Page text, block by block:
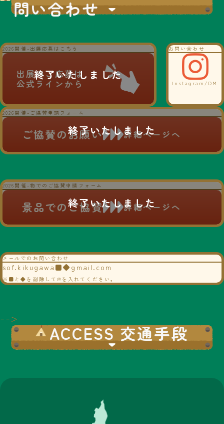
問い合わせ
2026開催-出展応募はこちら
出展のご応募は
公式ラインから
お問い合わせ
Instagram/DM
2026開催-ご協賛申請フォーム
ご協賛のお願い 詳細ページへ
2026開催-物でのご協賛申請フォーム
景品でのご協賛 詳細ページへ
メールでのお問い合わせ
sof.kikugawa■◆gmail.com
※■と◆を削除して@を入れてください。
-->
ACCESS 交通手段